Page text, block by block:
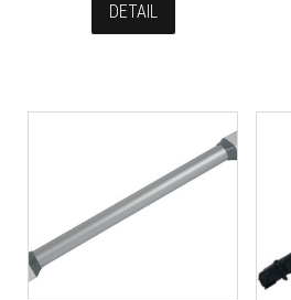
DETAIL